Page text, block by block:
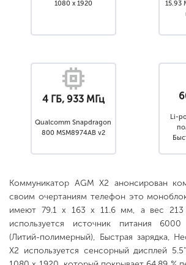
1080 x 1920
15.93
4 ГБ, 933 МГц
Qualcomm Snapdragon
800 MSM8974AB v2
Li-
Коммуникатор AGM X2 анонсирован
своим очертаниям телефон это
имеют 79.1 x 163 x 11.6 мм, а вес 213
используется источник питания
(Литий-полимерный), Быстрая зарядка,
X2 используется сенсорный дисплей